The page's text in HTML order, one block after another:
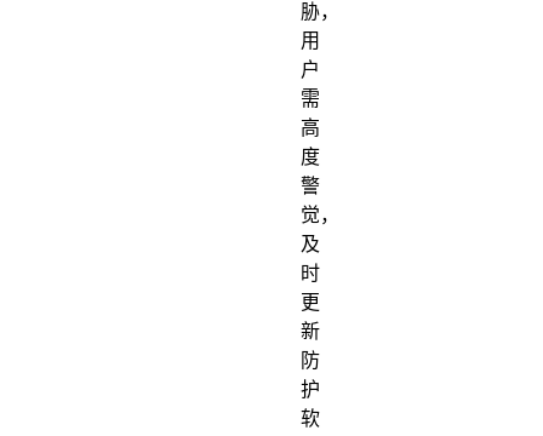
胁，
用
户
需
高
度
警
觉，
及
时
更
新
防
护
软